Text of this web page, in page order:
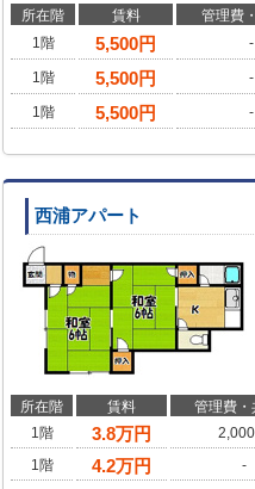
所在階 賃料 管理費
1階
5,500円 -
1階
5,500円 -
1階
5,500円 -
西浦アパート
所在階 賃料 管理費・
1階
3.8万円
1階
4.2万円 -